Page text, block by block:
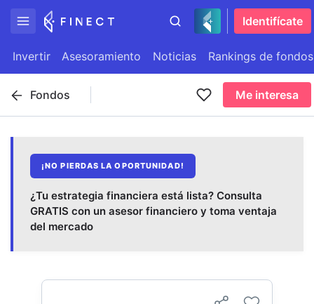
Identifícate
Invertir Asesoramiento Noticias Rankings de fondos
Fondos Me interesa
¡NO PIERDAS LA OPORTUNIDAD!
¿Tu estrategia financiera está lista? Consulta
GRATIS con un asesor financiero y toma ventaja
del mercado